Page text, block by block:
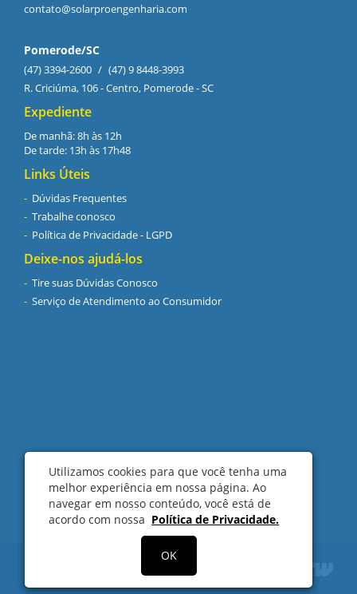
contato@solarproengenharia.com
Pomerode/SC
(47) 3394-2600 / (47) 9 8448-3993
R. Criciúma, 106 - Centro, Pomerode - SC
Expediente
De manhã: 8h às 12h
De tarde: 13h às 17h48
Links Úteis
Dúvidas Frequentes
Trabalhe conosco
Política de Privacidade - LGPD
Deixe-nos ajudá-los
Tire suas Dúvidas Conosco
Serviço de Atendimento ao Consumidor
Utilizamos cookies para que você tenha uma
melhor experiência em nossa página. Ao
navegar em nosso conteúdo, você está de
acordo com nossa Política de Privacidade.
OK